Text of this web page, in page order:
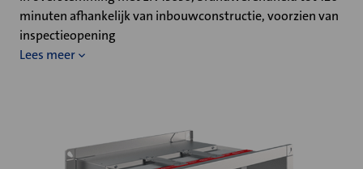
minuten afhankelijk van inbouwconstructie, voorzien van
inspectieopening
Lees meer